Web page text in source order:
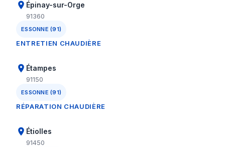
Épinay-sur-Orge
91360
ESSONNE (91)
ENTRETIEN CHAUDIÈRE
Étampes
91150
ESSONNE (91)
RÉPARATION CHAUDIÈRE
Étiolles
91450